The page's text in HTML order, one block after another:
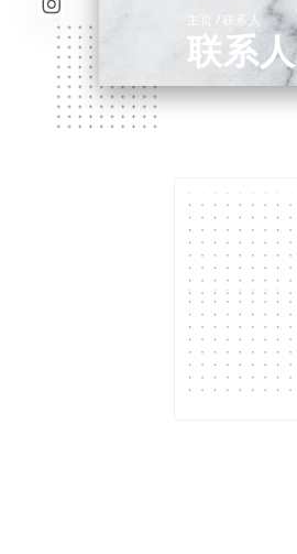
/ 联系人
联系人